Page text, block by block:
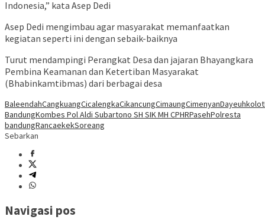
Indonesia,” kata Asep Dedi
Asep Dedi mengimbau agar masyarakat memanfaatkan
kegiatan seperti ini dengan sebaik-baiknya
Turut mendampingi Perangkat Desa dan jajaran Bhayangkara
Pembina Keamanan dan Ketertiban Masyarakat
(Bhabinkamtibmas) dari berbagai desa
BaleendahCangkuangCicalengkaCikancungCimaungCimenyanDayeuhkolot
BandungKombes Pol Aldi Subartono SH SIK MH CPHRPasehPolresta
bandungRancaekekSoreang
Sebarkan
Navigasi pos